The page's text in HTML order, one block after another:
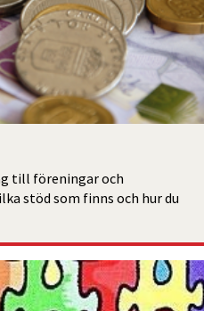
till föreningar och
stöd som finns och hur du